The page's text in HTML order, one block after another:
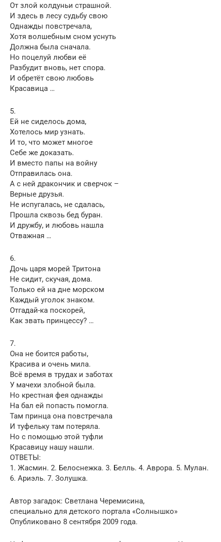
От злой колдуньи страшной.
И здесь в лесу судьбу свою
Однажды повстречала,
Хотя волшебным сном уснуть
Должна была сначала.
Но поцелуй любви её
Разбудит вновь, нет спора.
И обретёт свою любовь
Красавица …
5.
Ей не сиделось дома,
Хотелось мир узнать.
И то, что может многое
Себе же доказать.
И вместо папы на войну
Отправилась она.
А с ней дракончик и сверчок –
Верные друзья.
Не испугалась, не сдалась,
Прошла сквозь бед буран.
И дружбу, и любовь нашла
Отважная …
6.
Дочь царя морей Тритона
Не сидит, скучая, дома.
Только ей на дне морском
Каждый уголок знаком.
Отгадай-ка поскорей,
Как звать принцессу? …
7.
Она не боится работы,
Красива и очень мила.
Всё время в трудах и заботах
У мачехи злобной была.
Но крестная фея однажды
На бал ей попасть помогла.
Там принца она повстречала
И туфельку там потеряла.
Но с помощью этой туфли
Красавицу нашу нашли.
ОТВЕТЫ:
1. Жасмин. 2. Белоснежка. 3. Белль. 4. Аврора. 5. Мулан.
6. Ариэль. 7. Золушка.
Автор загадок: Светлана Черемисина,
специально для детского портала «Солнышко»
Опубликовано 8 сентября 2009 года.